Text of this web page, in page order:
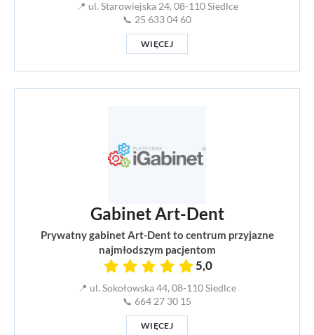
📍 ul. Starowiejska 24, 08-110 Siedlce
📞 25 633 04 60
WIĘCEJ
Gabinet Art-Dent
Prywatny gabinet Art-Dent to centrum przyjazne
najmłodszym pacjentom
5,0
📍 ul. Sokołowska 44, 08-110 Siedlce
📞 664 27 30 15
WIĘCEJ